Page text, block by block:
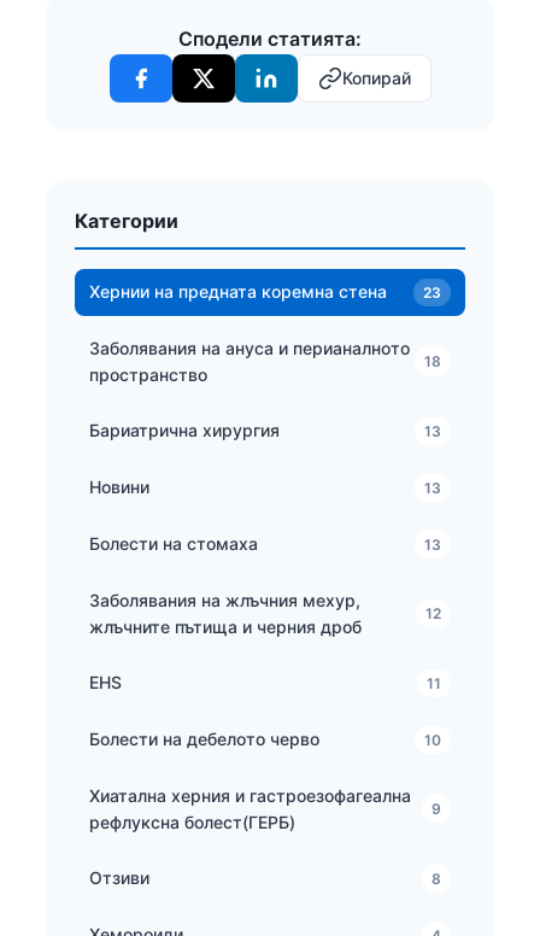
Категории
Хернии на предната коремна стена 23
Заболявания на ануса и перианалното
пространство
18
Бариатрична хирургия 13
Новини 13
Болести на стомаха 13
Заболявания на жлъчния мехур,
жлъчните пътища и черния дроб
12
EHS 11
Болести на дебелото черво 10
Хиатална херния и гастроезофагеална
рефлуксна болест(ГЕРБ)
9
Отзиви 8
Сподели статията:
Копирай